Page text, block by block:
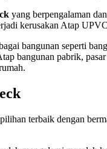
yang berpengalaman
kerusakan Atap
bangunan seperti
bangunan pabrik,
terbaik dengan